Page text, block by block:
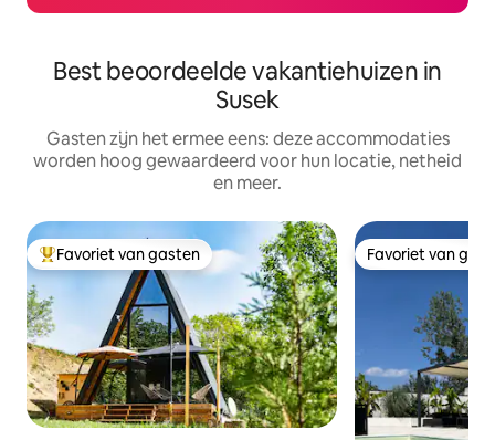
Best beoordeelde vakantiehuizen in
Susek
Gasten zijn het ermee eens: deze accommodaties
worden hoog gewaardeerd voor hun locatie, netheid
en meer.
Topfavoriet van gasten
Favoriet van gasten Favoriet van
Favoriet van